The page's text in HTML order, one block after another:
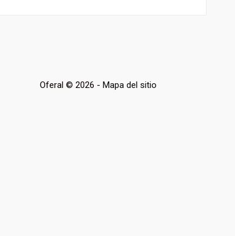
Oferal © 2026 - Mapa del sitio